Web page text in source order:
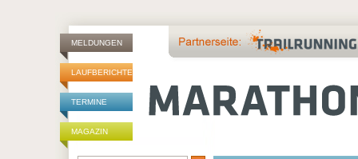
MELDUNGEN
LAUFBERICHTE
TERMINE
MAGAZIN